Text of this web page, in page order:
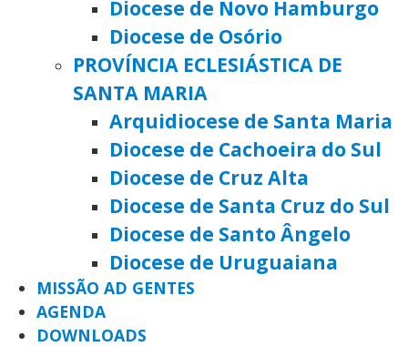
Diocese de Novo Hamburgo
Diocese de Osório
PROVÍNCIA ECLESIÁSTICA DE
SANTA MARIA
Arquidiocese de Santa Maria
Diocese de Cachoeira do Sul
Diocese de Cruz Alta
Diocese de Santa Cruz do Sul
Diocese de Santo Ângelo
Diocese de Uruguaiana
MISSÃO AD GENTES
AGENDA
DOWNLOADS